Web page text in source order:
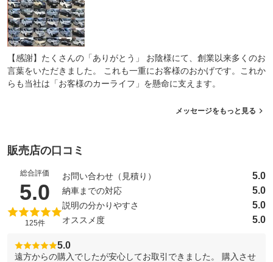
【感謝】たくさんの「ありがとう」 お陰様にて、創業以来多くのお
言葉をいただきました。 これも一重にお客様のおかげです。これか
らも当社は「お客様のカーライフ」を懸命に支えます。
メッセージをもっと見る
販売店の口コミ
総合評価
5.0 （5点満点中）
125件
お問い合わせ（見積り） 5.0
納車までの対応 5.0
説明の分かりやすさ 5.0
オススメ度 5.0
5.0
遠方からの購入でしたが安心してお取引できました。 購入させ